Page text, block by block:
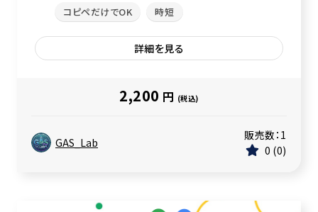
コピペだけでOK
時短
詳細を見る
2,200 円 (税込)
GAS_Lab
販売数： 1
0 0